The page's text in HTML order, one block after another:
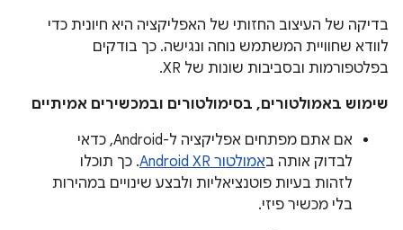
בדיקה של העיצוב החזותי של האפליקציה היא חיונית כדי
לוודא שחוויית המשתמש נוחה ונגישה. כך בודקים
בפלטפורמות ובסביבות שונות של XR.
שימוש באמולטורים, בסימולטורים ובמכשירים אמיתיים
אם אתם מפתחים אפליקציה ל-Android, כדאי
לבדוק אותה באמולטור Android XR
. כך תוכלו
לזהות בעיות פוטנציאליות ולבצע שינויים במהירות
בלי מכשיר פיזי.